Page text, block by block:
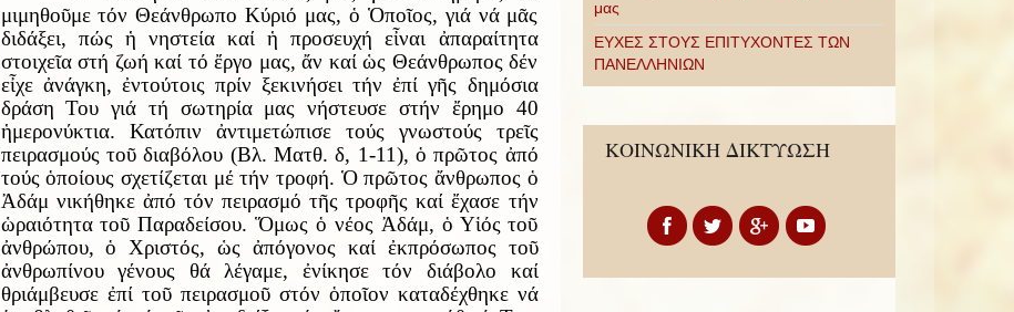
μιμηθοῦμε τόν Θεάνθρωπο Κύριό μας, ὁ Ὁποῖος, γιά νά μᾶς
διδάξει, πώς ἡ νηστεία καί ἡ προσευχή εἶναι ἀπαραίτητα
στοιχεῖα στή ζωή καί τό ἔργο μας, ἄν καί ὡς Θεάνθρωπος δέν
εἶχε ἀνάγκη, ἐντούτοις πρίν ξεκινήσει τήν ἐπί γῆς δημόσια
δράση Του γιά τή σωτηρία μαςνήστευσε στήν ἔρημο 40
ἡμερονύκτια. Κατόπιν ἀντιμετώπισε τούς γνωστούς τρεῖς
πειρασμούς τοῦδιαβόλου (Βλ. Ματθ. δ, 1-11), ὁ πρῶτος ἀπό
τούς ὁποίους σχετίζεται μέ τήν τροφή. Ὁ πρῶτος ἄνθρωπος ὁ
Ἀδάμ νικήθηκε ἀπό τόν πειρασμό τῆς τροφῆς καί ἔχασε τήν
ὡραιότητα τοῦ Παραδείσου. Ὅμως ὁ νέος Ἀδάμ, ὁ Υἱός τοῦ
ἀνθρώπου, ὁ Χριστός, ὡς ἀπόγονος καί ἐκπρόσωπος τοῦ
ἀνθρωπίνου γένους θά λέγαμε, ἐνίκησε τόν διάβολο καί
θριάμβευσε ἐπί τοῦ πειρασμοῦ στόν ὁποῖον καταδέχθηκε νά
μας
ΕΥΧΕΣ ΣΤΟΥΣ ΕΠΙΤΥΧΟΝΤΕΣ ΤΩΝ
ΠΑΝΕΛΛΗΝΙΩΝ
ΚΟΙΝΩΝΙΚΗ ΔΙΚΤΥΩΣΗ